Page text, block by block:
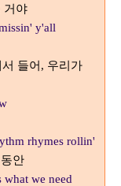
거야
y'all
들어, 우리가
rhymes rollin'
안
we need